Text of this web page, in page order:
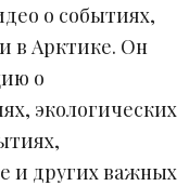
о событиях,
в Арктике. Он
о
экологических
и других важных